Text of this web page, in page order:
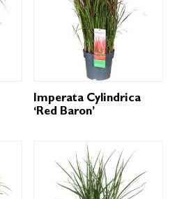
Imperata Cylindrica
‘Red Baron’